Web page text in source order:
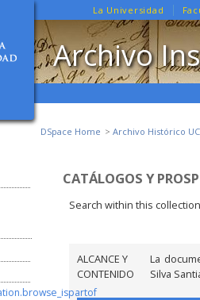
La Universidad
Archivo
DSpace Home Archivo Histórico UC
CATÁLOGOS Y
Search within this
ALCANCE Y
CONTENIDO
La
Silva